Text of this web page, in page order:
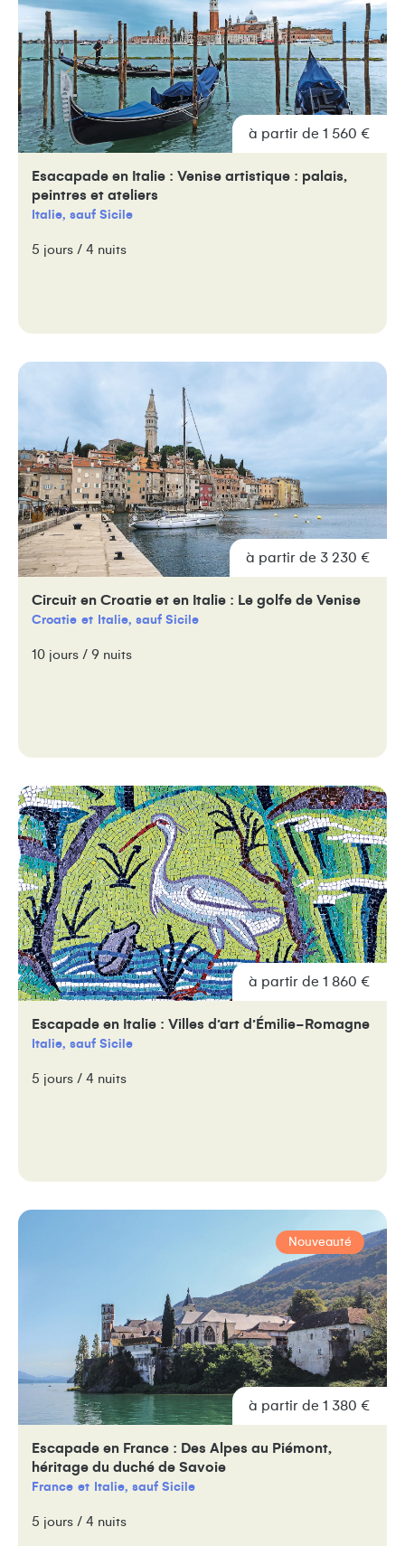
à partir de 1 560 €
Esacapade en Italie : Venise artistique : palais,
peintres et ateliers
Italie, sauf Sicile
5 jours / 4 nuits
à partir de 3 230 €
Circuit en Croatie et en Italie : Le golfe de Venise
Croatie Italie, sauf Sicile
10 jours / 9 nuits
à partir de 1 860 €
Escapade en Italie : Villes d’art d’Émilie-Romagne
Italie, sauf Sicile
5 jours / 4 nuits
Nouveauté
à partir de 1 380 €
Escapade en France : Des Alpes au Piémont,
héritage du duché de Savoie
France Italie, sauf Sicile
5 jours / 4 nuits